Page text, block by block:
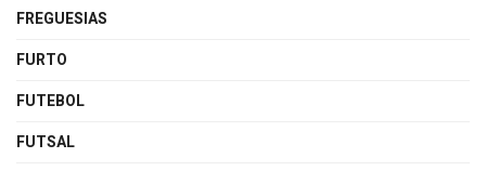
FREGUESIAS
FURTO
FUTEBOL
FUTSAL